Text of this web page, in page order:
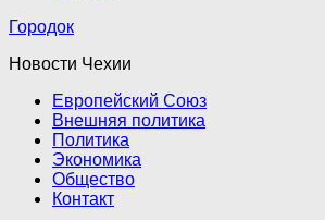
Городок
Новости Чехии
Европейский Союз
Внешняя политика
Политика
Экономика
Общество
Контакт